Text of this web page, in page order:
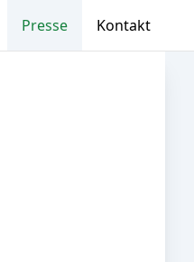
Presse Kontakt